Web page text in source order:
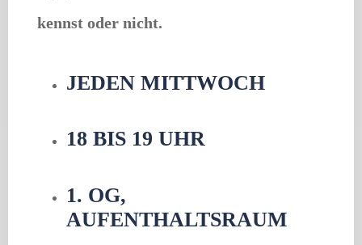
kennst oder nicht.
JEDEN MITTWOCH
18 BIS 19 UHR
1. OG,
AUFENTHALTSRAUM